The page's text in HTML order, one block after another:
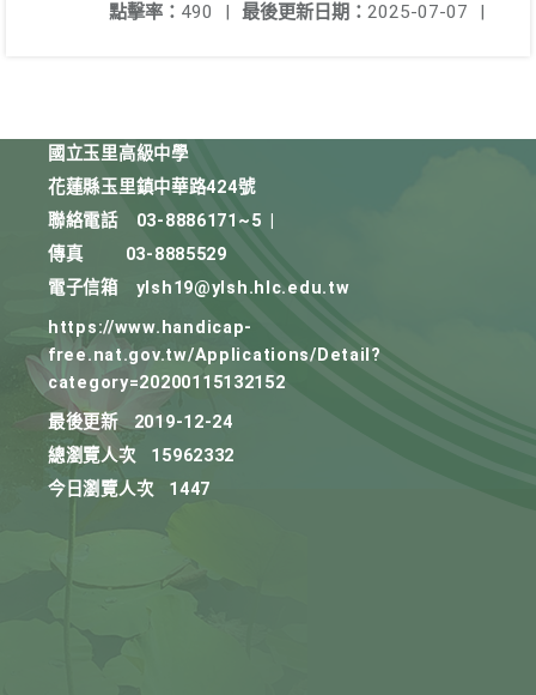
最後更新日期： 2025-07-07 |
點擊率： 490 |
國立玉里高級中學
花蓮縣玉里鎮中華路424號
聯絡電話
03-8886171~5
傳真
03-8885529
電子信箱
ylsh19@ylsh.hlc.edu.tw
https://www.handicap-
free.nat.gov.tw/Applications/Detail?
category=20200115132152
最後更新
2019-12-24
總瀏覽人次
15962332
今日瀏覽人次
1447